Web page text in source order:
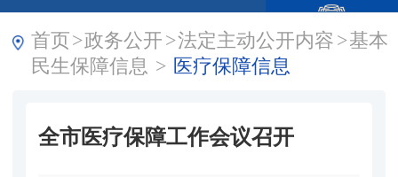
首页>政务公开 >法定主动公开内容 >基本
民生保障信息 > 医疗保障信息
全市医疗保障工作会议召开